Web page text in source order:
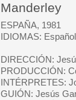
Manderley
ESPAÑA, 1981
IDIOMAS:
DIRECCIÓN:
PRODUCCIÓN:
INTÉRPRETES:
GUIÓN: Jesús